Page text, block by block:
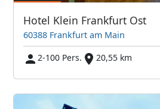
Hotel Klein Frankfurt Ost
60388 Frankfurt am Main
2-100 Pers.
20,55 km